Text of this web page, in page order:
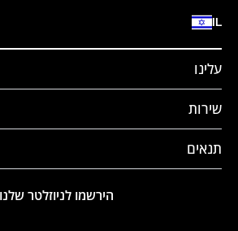
IL
עלינו
שירות
תנאים
הירשמו לניוזלטר שלנו